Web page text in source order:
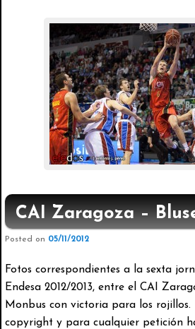
CAI Zaragoza –
Posted on 05/11/2012
Fotos correspondientes a la sexta
Endesa 2012/2013, entre el CAI
Monbus con victoria para los
copyright y para cualquier petición